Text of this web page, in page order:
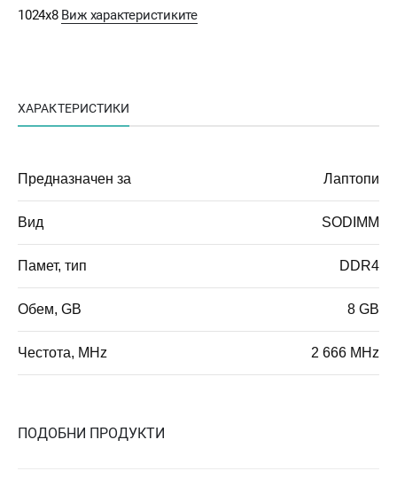
1024x8 Виж характеристиките
ХАРАКТЕРИСТИКИ
Предназначен за Лаптопи
Вид SODIMM
Памет, тип DDR4
Обем, GB 8 GB
Честота, MHz 2 666 MHz
ПОДОБНИ ПРОДУКТИ